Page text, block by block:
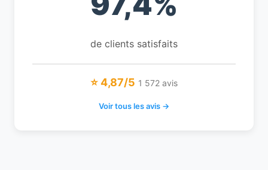
de clients satisfaits
⭐ 4,87/5 1 572 avis
Voir tous les avis →